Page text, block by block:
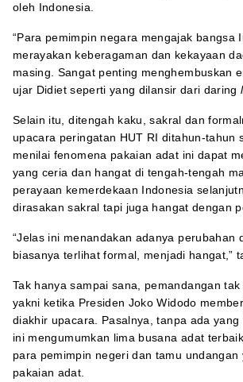
oleh Indonesia.
“Para pemimpin negara mengajak bangsa
merayakan keberagaman dan kekayaan
masing. Sangat penting menghembuskan
ujar Didiet seperti yang dilansir dari daring
Selain itu, ditengah kaku, sakral dan
upacara peringatan HUT RI ditahun-tahun
menilai fenomena pakaian adat ini dapat
yang ceria dan hangat di tengah-tengah
perayaan kemerdekaan Indonesia
dirasakan sakral tapi juga hangat dengan
“Jelas ini menandakan adanya perubahan
biasanya terlihat formal, menjadi hangat,”
Tak hanya sampai sana, pemandangan
yakni ketika Presiden Joko Widodo
diakhir upacara. Pasalnya, tanpa ada yang
ini mengumumkan lima busana adat
para pemimpin negeri dan tamu undangan
pakaian adat.